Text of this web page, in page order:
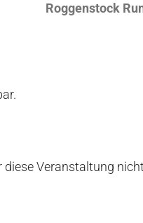
Roggenstock
Veranstaltung